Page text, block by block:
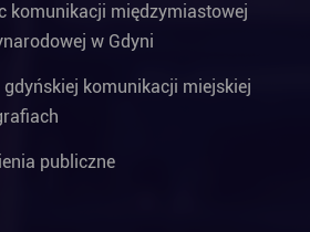
komunikacji międzymiastowej
w Gdyni
komunikacji miejskiej
publiczne